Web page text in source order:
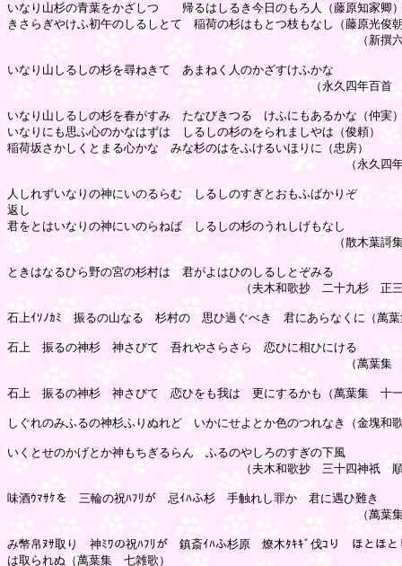
いなり山杉の青葉をかざしつゝ　帰るはしるき今日のもろ人（藤原知家卿
きさらぎやけふ初午のしるしとて　稲荷の杉はもとつ枝もなし（藤原光俊
（新撰六帖　一
いなり山しるしの杉を尋ねきて　あまねく人のかざすけふかな
（永久四年百首　春　顕
いなり山しるしの杉を春がすみ　たなびきつるゝけふにもあるかな（仲実
いなりにも思ふ心のかなはずは　しるしの杉のをられましやは（俊頼）
稲荷坂さかしくとまる心かな　みな杉のはをふけるいほりに（忠房）
（永久四年百首　
人しれずいなりの神にいのるらむ　しるしのすぎとおもふばかりぞ
返し
君をとはいなりの神にいのらねば　しるしの杉のうれしげもなし
（散木葉謌集　六神
ときはなるひら野の宮の杉村は　君がよはひのしるしとぞみる
（夫木和歌抄　二十九杉　正三位季
石上ｲｿﾉｶﾐ　振るの山なる　杉村の　思ひ過ぐべき　君にあらなくに（萬
石上　振るの神杉　神さびて　吾れやさらさら　恋ひに相ひにける
（萬葉集　十春相
石上　振るの神杉　神さびて　恋ひをも我は　更にするかも（萬葉集　十
しぐれのみふるの神杉ふりぬれど　いかにせよとか色のつれなき（金塊和
いくとせのかげとか神もちぎるらん　ふるのやしろのすぎの下風
（夫木和歌抄　三十四神祇　順徳院
味酒ｳﾏｻｹを　三輪の祝ﾊﾌﾘが　忌ｲﾊふ杉　手触れし罪か　君に遇ひ難き
（萬葉集　四相
み幣帛ﾇｻ取り　神ﾐﾜの祝ﾊﾌﾘが　鎮斎ｲﾊふ杉原　燎木ﾀｷｷﾞ伐ｺり　ほとほ
は取られぬ（萬葉集　七雑歌）